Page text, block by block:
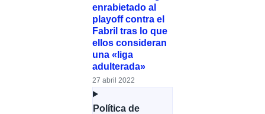
enrabietado al
playoff contra el
Fabril tras lo que
ellos consideran
una «liga
adulterada»
27 abril 2022
Política de